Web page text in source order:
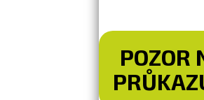
POZOR